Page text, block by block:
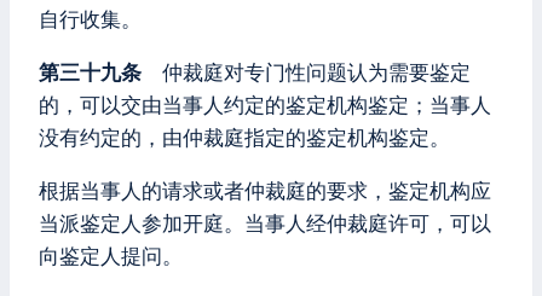
自行收集。
第三十九条 仲裁庭对专门性问题认为需要鉴定
的，可以交由当事人约定的鉴定机构鉴定；当事人
没有约定的，由仲裁庭指定的鉴定机构鉴定。
根据当事人的请求或者仲裁庭的要求，鉴定机构应
当派鉴定人参加开庭。当事人经仲裁庭许可，可以
向鉴定人提问。